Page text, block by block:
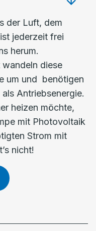
der Luft, dem
jederzeit frei
herum.
wandeln diese
um und benötigen
Antriebsenergie.
heizen möchte,
mit Photovoltaik
Strom mit
nicht!